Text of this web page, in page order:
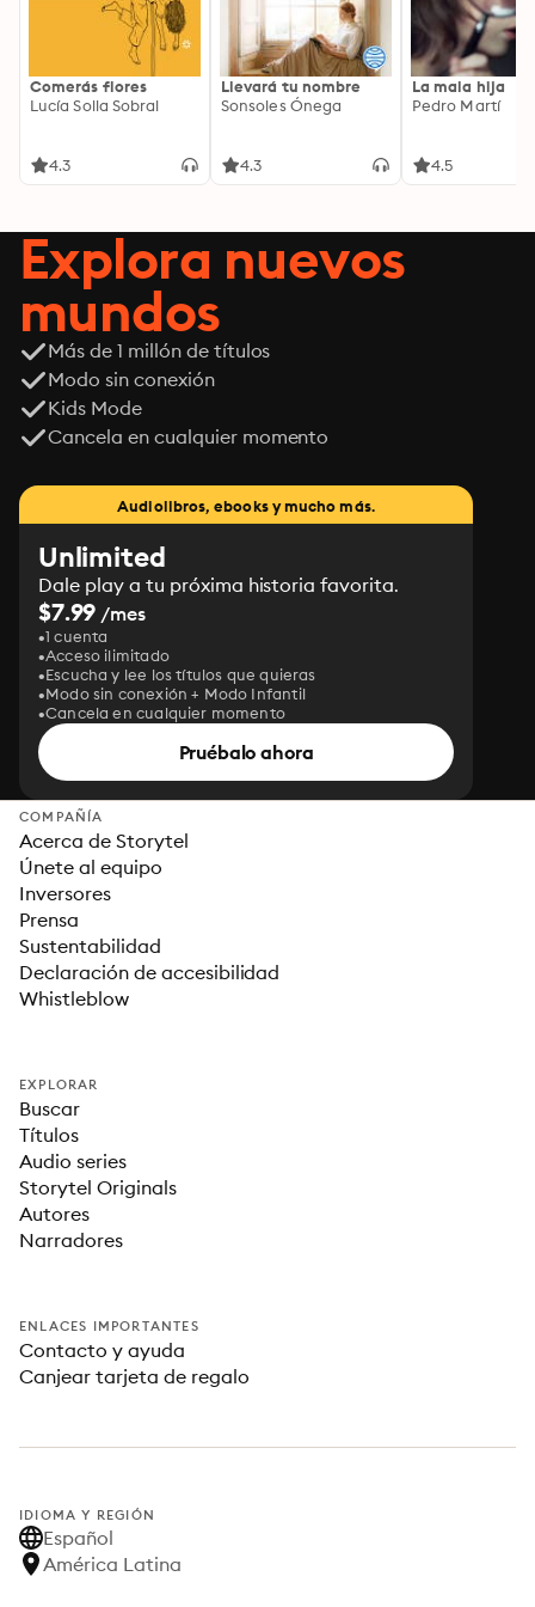
Comerás flores
Lucía Solla Sobral
4.3
Llevará tu nombre
Sonsoles Ónega
4.3
La mala hija
Pedro Martí
4.5
Explora nuevos
mundos
Más de 1 millón de títulos
Modo sin conexión
Kids Mode
Cancela en cualquier momento
Audiolibros, ebooks y mucho más.
Unlimited
Dale play a tu próxima historia favorita.
$7.99 /mes
1 cuenta
Acceso ilimitado
Escucha y lee los títulos que quieras
Modo sin conexión + Modo Infantil
Cancela en cualquier momento
Pruébalo ahora
COMPAÑÍA
Acerca de Storytel
Únete al equipo
Inversores
Prensa
Sustentabilidad
Declaración de accesibilidad
Whistleblow
EXPLORAR
Buscar
Títulos
Audio series
Storytel Originals
Autores
Narradores
ENLACES IMPORTANTES
Contacto y ayuda
Canjear tarjeta de regalo
IDIOMA Y REGIÓN
Español
América Latina